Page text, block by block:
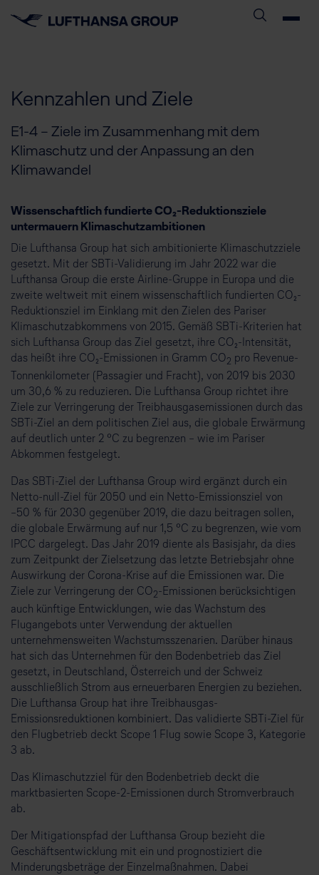
Kennzahlen und Ziele
E1-4 – Ziele im Zusammenhang mit dem
Klimaschutz und der Anpassung an den
Klimawandel
Wissenschaftlich fundierte CO₂-Reduktionsziele
untermauern Klimaschutzambitionen
Die Lufthansa Group hat sich ambitionierte Klimaschutzziele
gesetzt. Mit der SBTi-Validierung im Jahr 2022 war die
Lufthansa Group die erste Airline-Gruppe in Europa und die
zweite weltweit mit einem wissenschaftlich fundierten CO₂-
Reduktionsziel im Einklang mit den Zielen des Pariser
Klimaschutzabkommens von 2015. Gemäß SBTi-Kriterien hat
sich Lufthansa Group das Ziel gesetzt, ihre CO₂-Intensität,
das heißt ihre CO₂-Emissionen in Gramm CO2 pro Revenue-
Tonnenkilometer (Passagier und Fracht), von 2019 bis 2030
um 30,6 % zu reduzieren. Die Lufthansa Group richtet ihre
Ziele zur Verringerung der Treibhausgasemissionen durch das
SBTi-Ziel an dem politischen Ziel aus, die globale Erwärmung
auf deutlich unter 2 °C zu begrenzen – wie im Pariser
Abkommen festgelegt.
Das SBTi-Ziel der Lufthansa Group wird ergänzt durch ein
Netto-null-Ziel für 2050 und ein Netto-Emissionsziel von
⁠–⁠50 % für 2030 gegenüber 2019, die dazu beitragen sollen,
die globale Erwärmung auf nur 1,5 °C zu begrenzen, wie vom
IPCC dargelegt. Das Jahr 2019 diente als Basisjahr, da dies
zum Zeitpunkt der Zielsetzung das letzte Betriebsjahr ohne
Auswirkung der Corona-Krise auf die Emissionen war. Die
Ziele zur Verringerung der CO2-Emissionen berücksichtigen
auch künftige Entwicklungen, wie das Wachstum des
Flugangebots unter Verwendung der aktuellen
unternehmensweiten Wachstumsszenarien. Darüber hinaus
hat sich das Unternehmen für den Bodenbetrieb das Ziel
gesetzt, in Deutschland, Österreich und der Schweiz
ausschließlich Strom aus erneuerbaren Energien zu beziehen.
Die Lufthansa Group hat ihre Treibhausgas-
Emissionsreduktionen kombiniert. Das validierte SBTi-Ziel für
den Flugbetrieb deckt Scope 1 Flug sowie Scope 3, Kategorie
3 ab.
Das Klimaschutzziel für den Bodenbetrieb deckt die
marktbasierten Scope-2-Emissionen durch Stromverbrauch
ab.
Der Mitigationspfad der Lufthansa Group bezieht die
Geschäftsentwicklung mit ein und prognostiziert die
Minderungsbeträge der Einzelmaßnahmen. Dabei